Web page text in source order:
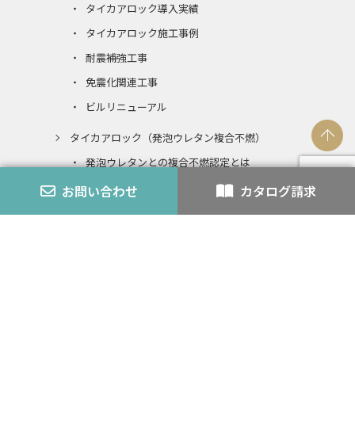
お問い合わせ カタログ請求
タイカアロック導入実績
タイカアロック施工事例
耐震補強工事
免震化関連工事
ビルリニューアル
タイカアロック（発泡ウレタン複合不燃）
発泡ウレタンとの複合不燃認定とは
エコアロック